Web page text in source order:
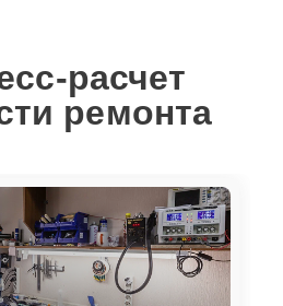
расчет
ремонта